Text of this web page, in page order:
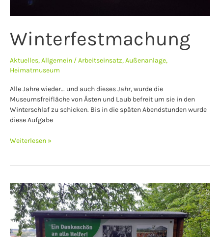
Winterfestmachung
Aktuelles,Allgemein /Arbeitseinsatz,Außenanlage,
Heimatmuseum
Alle Jahre wieder… und auch dieses Jahr, wurde die
Museumsfreifläche von Ästen und Laub befreit um sie in den
Winterschlaf zu schicken. Bis in die späten Abendstunden wurde
diese Aufgabe
Weiterlesen »
Neue
alte
Tafel
auf
dem